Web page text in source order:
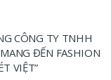
CÔNG TY TNHH
ĐẾN FASHION
VIỆT”